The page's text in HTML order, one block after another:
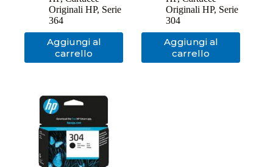
Originali HP, Serie
364
Aggiungi al
carrello
Originali HP, Serie
304
Aggiungi al
carrello